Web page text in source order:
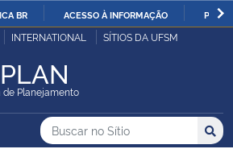
IR
O
BR ACESSO À INFORMAÇÃO
Pública
INTERNATIONAL SÍTIOS DA UFSM
de Planejamento
do Sítio
Busca
Buscar no no Sítio
Busca: